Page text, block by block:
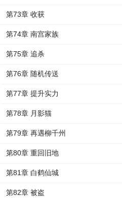
第73章 收获
第74章 南宫家族
第75章 追杀
第76章 随机传送
第77章 提升实力
第78章 月影猫
第79章 再遇柳千州
第80章 重回旧地
第81章 白鹤仙城
第82章 被盗